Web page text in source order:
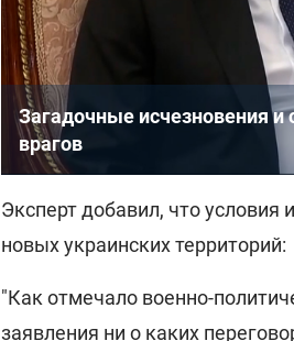
Загадочные исчезновения и
врагов
Эксперт добавил, что
новых украинских территорий:
"Как отмечало военно-
заявления ни о каких